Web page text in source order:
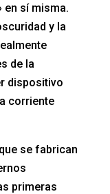
en sí misma.
y la
de la
dispositivo
corriente
se fabrican
primeras